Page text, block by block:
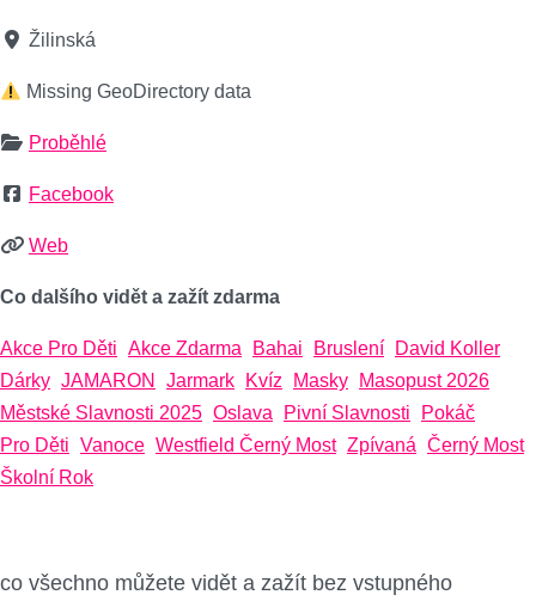
Žilinská
Missing GeoDirectory data
Proběhlé
Facebook
Web
Co dalšího vidět a zažít zdarma
Akce Pro Děti Akce Zdarma Bahai Bruslení
David Koller
Dárky JAMARON Jarmark Kvíz Masky
Masopust 2026
Městské Slavnosti 2025 Oslava Pivní Slavnosti
Pokáč
Pro Děti Vanoce Westfield Černý Most Zpívaná Černý Most
Školní Rok
co všechno můžete vidět a zažít bez vstupného